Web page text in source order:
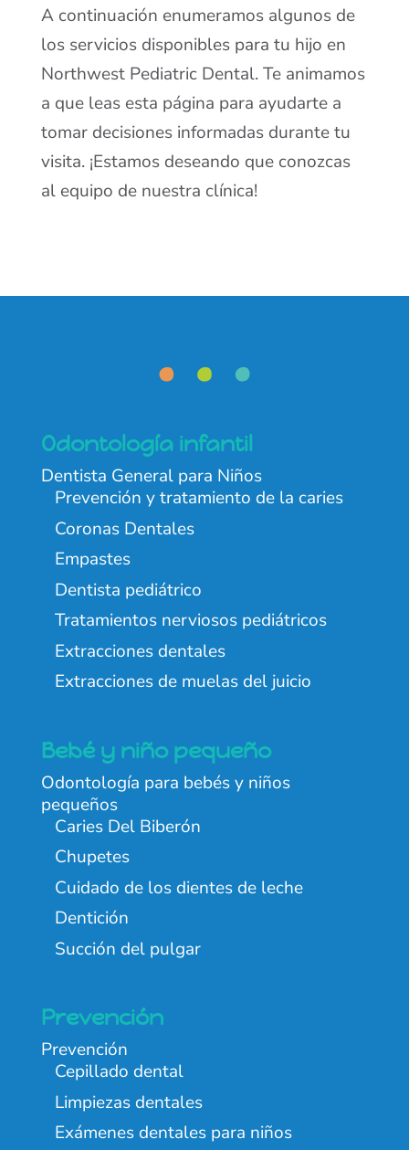
A continuación enumeramos algunos de
los servicios disponibles para tu hijo en
Northwest Pediatric Dental. Te animamos
a que leas esta página para ayudarte a
tomar decisiones informadas durante tu
visita. ¡Estamos deseando que conozcas
al equipo de nuestra clínica!
Odontología infantil
Dentista General para Niños
Prevención y tratamiento de la caries
Coronas Dentales
Empastes
Dentista pediátrico
Tratamientos nerviosos pediátricos
Extracciones dentales
Extracciones de muelas del juicio
Bebé y niño pequeño
Odontología para bebés y niños
pequeños
Caries Del Biberón
Chupetes
Cuidado de los dientes de leche
Dentición
Succión del pulgar
Prevención
Prevención
Cepillado dental
Limpiezas dentales
Exámenes dentales para niños